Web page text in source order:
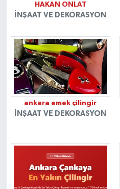
HAKAN ONLAT
İNŞAAT VE DEKORASYON
ankara emek çilingir
İNŞAAT VE DEKORASYON